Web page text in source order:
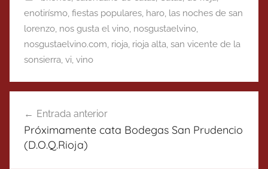
enotirísmo, fiestas populares, haro, las noches de san
lorenzo, nos gusta el vino, nosgustaelvino,
nosgustaelvino.com, rioja, rioja alta, san vicente de la
sonsierra, vi, vino
de
entradas
Entrada anterior
Próximamente cata Bodegas San Prudencio
(D.O.Q.Rioja)